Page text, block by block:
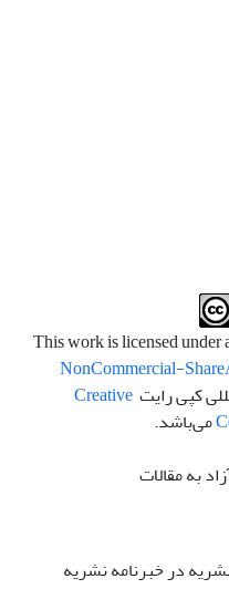
NonCommercial-
کپی رایتCreative
می‌باشد.
در خبرنامه نشریه